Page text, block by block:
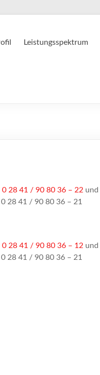
Leistungsspektrum
0 28 41 / 90 80 36 – 22 und
0 28 41 / 90 80 36 – 21
0 28 41 / 90 80 36 – 12 und
0 28 41 / 90 80 36 – 21